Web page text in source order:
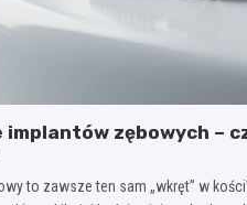
implantów zębowych –
to zawsze ten sam „wkręt” w